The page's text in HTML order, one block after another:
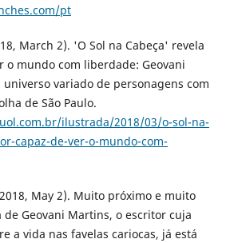
pt
March 2). 'O Sol na Cabeça' revela
o mundo com liberdade: Geovani
variado de personagens com
de São Paulo.
ilustrada/2018/03/o-sol-na-
capaz-de-ver-o-mundo-com-
May 2). Muito próximo e muito
Geovani Martins, o escritor cuja
a vida nas favelas cariocas, já está